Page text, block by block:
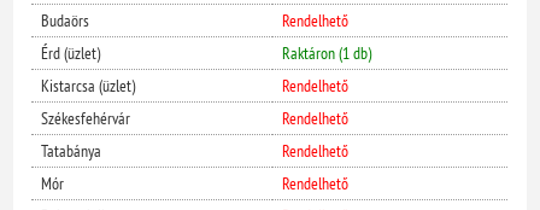
Budaörs
Rendelhető
Érd (üzlet)
Raktáron (1 db)
Kistarcsa (üzlet)
Rendelhető
Székesfehérvár
Rendelhető
Tatabánya
Rendelhető
Mór
Rendelhető